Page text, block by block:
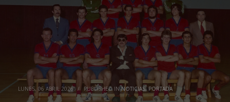
LUNES, 06 ABRIL 2026 / PUBLISHED INNOTICIAS, PORTADA